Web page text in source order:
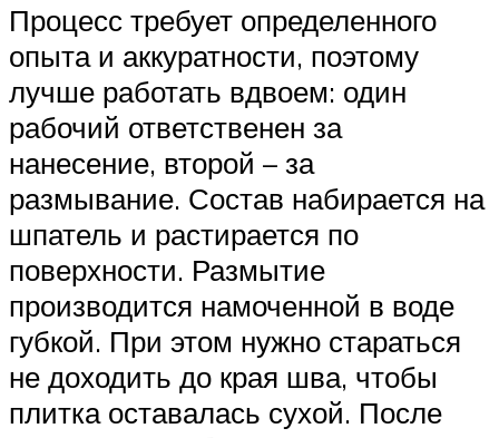
Процесс требует определенного
опыта и аккуратности, поэтому
лучше работать вдвоем: один
рабочий ответственен за
нанесение, второй – за
размывание. Состав набирается на
шпатель и растирается по
поверхности. Размытие
производится намоченной в воде
губкой. При этом нужно стараться
не доходить до края шва, чтобы
плитка оставалась сухой. После